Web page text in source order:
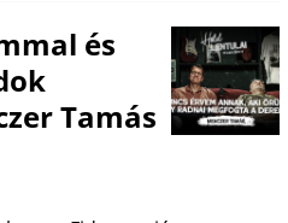
és
Tamás